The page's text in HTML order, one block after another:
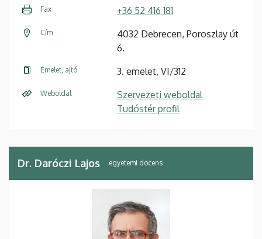
Fax +36 52 416 181
Cím
4032 Debrecen, Poroszlay út
6.
Emelet, ajtó 3. emelet, VI/312
Weboldal
Szervezeti weboldal
Tudóstér profil
Dr. Daróczi Lajos egyetemi docens